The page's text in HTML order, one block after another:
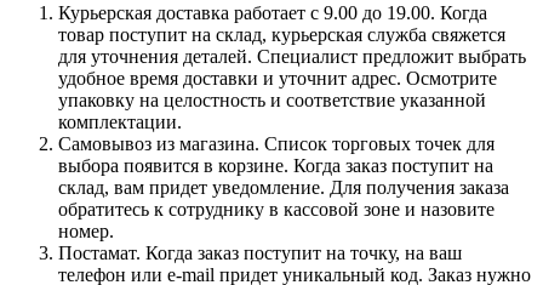
Курьерская доставка работает с 9.00 до 19.00. Когда
товар поступит на склад, курьерская служба свяжется
для уточнения деталей. Специалист предложит выбрать
удобное время доставки и уточнит адрес. Осмотрите
упаковку на целостность и соответствие указанной
комплектации.
Самовывоз из магазина. Список торговых точек для
выбора появится в корзине. Когда заказ поступит на
склад, вам придет уведомление. Для получения заказа
обратитесь к сотруднику в кассовой зоне и назовите
номер.
Постамат. Когда заказ поступит на точку, на ваш
телефон или e-mail придет уникальный код. Заказ нужно